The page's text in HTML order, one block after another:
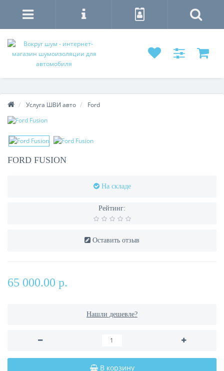
Услуга ШВИ авто Ford
FORD FUSION
На складе
Рейтинг:
Оставить отзыв
65 000.00 р.
Нашли дешевле?
В корзину